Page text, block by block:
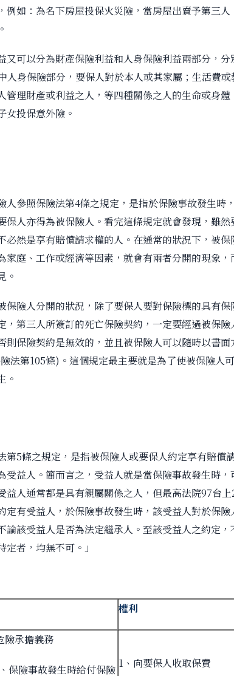
例如：為名下房屋投保火災險，當房屋出賣予第三
又可以分為財產保險利益和人身保險利益兩部分，
人身保險部分，要保人對於本人或其家屬；生活費
管理財產或利益之人，等四種關係之人的生命或身
女投保意外險。
人參照保險法第4條之規定，是指於保險事故發生時
保人亦得為被保險人。看完這條規定就會發現，雖
必然是享有賠償請求權的人。在通常的狀況下，被保
家庭、工作或經濟等因素，就會有兩者分開的現象
。
保險人分開的狀況，除了要保人要對保險標的具有
，第三人所簽訂的死亡保險契約，一定要經過被保
則保險契約是無效的，並且被保險人可以隨時以書
法第105條)。這個規定最主要就是為了使被保險人
。
第5條之規定，是指被保險人或要保人約定享有賠償
受益人。簡而言之，受益人就是當保險事故發生時
益人通常都是具有親屬關係之人，但最高法院97台
定有受益人，於保險事故發生時，該受益人對於保
論該受益人是否為法定繼承人。至該受益人之約定
定者，均無不可。」
權利
險承擔義務
保險事故發生時給付保險 1、向要保人收取保費